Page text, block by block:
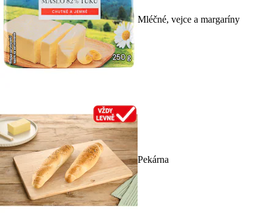
Mléčné, vejce a margaríny
Pekárna